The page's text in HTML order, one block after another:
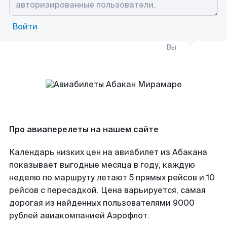
Войти
Вы
Про авиаперелеты на нашем сайте
Календарь низких цен на авиабилет из Абакана
показывает выгодные месяца в году, каждую
неделю по маршруту летают 5 прямых рейсов и 10
рейсов с пересадкой. Цена варьируется, самая
дорогая из найденных пользователями 9000
рублей авиакомпанией Аэрофлот.